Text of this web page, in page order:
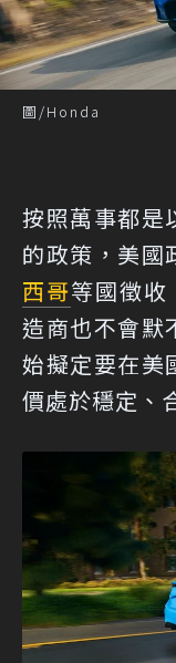
圖/Honda
按照萬事都是
的政策，美國
西哥等國徵收
造商也不會默
始擬定要在美
價處於穩定、